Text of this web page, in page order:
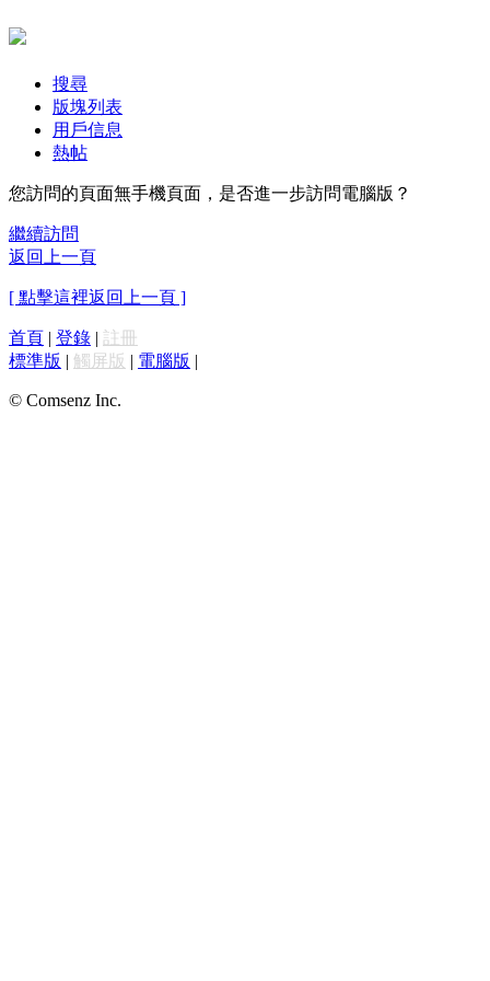
搜尋
版塊列表
用戶信息
熱帖
您訪問的頁面無手機頁面，是否進一步訪問電腦版？
繼續訪問
返回上一頁
[ 點擊這裡返回上一頁 ]
首頁 | 登錄 | 註冊
標準版 | 觸屏版 | 電腦版 |
© Comsenz Inc.